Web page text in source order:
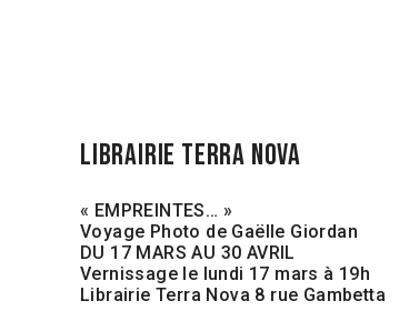
LIBRAIRIE TERRA NOVA
« EMPREINTES… »
Voyage Photo de Gaëlle Giordan
DU 17 MARS AU 30 AVRIL
Vernissage le lundi 17 mars à 19h
Librairie Terra Nova 8 rue Gambetta